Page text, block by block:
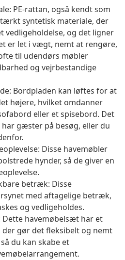
PE-rattan, også kendt som
syntetisk materiale, der
vedligeholdelse, og det ligner
er let i vægt, nemt at rengøre,
til udendørs møbler
og vejrbestandige
Bordpladen kan løftes for at
højere, hvilket omdanner
eller et spisebord. Det
gæster på besøg, eller du
Disse havemøbler
hynder, så de giver en
betræk: Disse
med aftagelige betræk,
og vedligeholdes.
havemøbelsæt har et
gør det fleksibelt og nemt
du kan skabe et